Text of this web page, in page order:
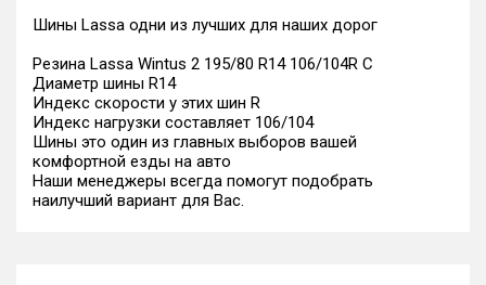
Шины Lassa одни из лучших для наших дорог
Резина Lassa Wintus 2 195/80 R14 106/104R C
Диаметр шины R14
Индекс скорости у этих шин R
Индекс нагрузки составляет 106/104
Шины это один из главных выборов вашей
комфортной езды на авто
Наши менеджеры всегда помогут подобрать
наилучший вариант для Вас.